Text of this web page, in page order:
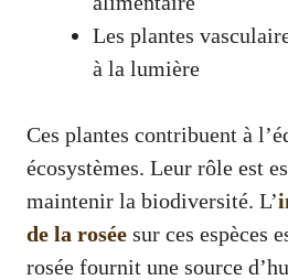
Les plantes
à la lumière
Ces plantes contribuent à
écosystèmes. Leur rôle est
maintenir la biodiversité. L’
de la rosée sur ces espèces
rosée fournit une source